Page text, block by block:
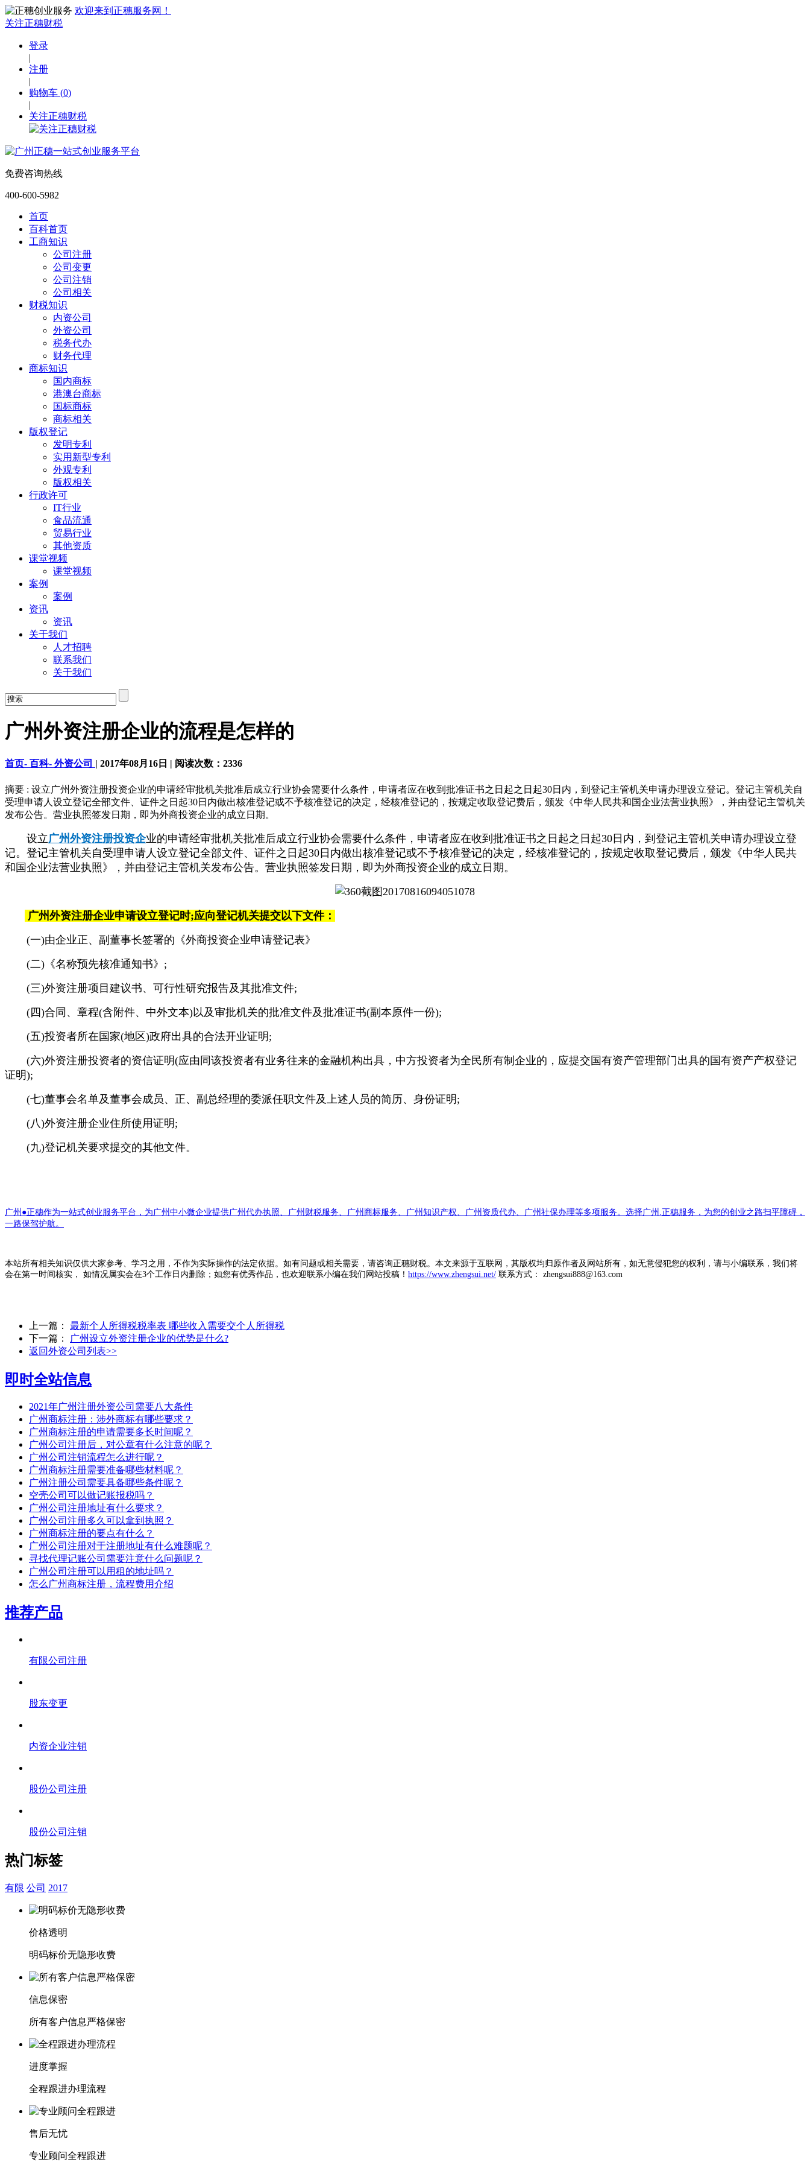
欢迎来到正穗服务网！
关注正穗财税
登录
|
注册
|
购物车 (0)
|
关注正穗财税
免费咨询热线
400-600-5982
首页
百科首页
工商知识
公司注册
公司变更
公司注销
公司相关
财税知识
内资公司
外资公司
税务代办
财务代理
商标知识
国内商标
港澳台商标
国标商标
商标相关
版权登记
发明专利
实用新型专利
外观专利
版权相关
行政许可
IT行业
食品流通
贸易行业
其他资质
课堂视频
课堂视频
案例
案例
资讯
资讯
关于我们
人才招聘
联系我们
关于我们
广州外资注册企业的流程是怎样的
首页- 百科- 外资公司 | 2017年08月16日 | 阅读次数： 2336
摘要 : 设立广州外资注册投资企业的申请经审批机关批准后成立行业协会需要什么条件，申请者应在收到批准证书之日起之日起30日内，到登记主管机关申请办理设立登记。登记主管机关自
受理申请人设立登记全部文件、证件之日起30日内做出核准登记或不予核准登记的决定，经核准登记的，按规定收取登记费后，颁发《中华人民共和国企业法营业执照》，并由登记主管机关
发布公告。营业执照签发日期，即为外商投资企业的成立日期。
设立广州外资注册投资企业的申请经审批机关批准后成立行业协会需要什么条件，申请者应在收到批准证书之日起之日起30日内，到登记主管机关申请办理设立登
记。登记主管机关自受理申请人设立登记全部文件、证件之日起30日内做出核准登记或不予核准登记的决定，经核准登记的，按规定收取登记费后，颁发《中华人民共
和国企业法营业执照》，并由登记主管机关发布公告。营业执照签发日期，即为外商投资企业的成立日期。
广州外资注册企业申请设立登记时;应向登记机关提交以下文件：
(一)由企业正、副董事长签署的《外商投资企业申请登记表》
(二)《名称预先核准通知书》;
(三)外资注册项目建议书、可行性研究报告及其批准文件;
(四)合同、章程(含附件、中外文本)以及审批机关的批准文件及批准证书(副本原件一份);
(五)投资者所在国家(地区)政府出具的合法开业证明;
(六)外资注册投资者的资信证明(应由同该投资者有业务往来的金融机构出具，中方投资者为全民所有制企业的，应提交国有资产管理部门出具的国有资产产权登记
证明);
(七)董事会名单及董事会成员、正、副总经理的委派任职文件及上述人员的简历、身份证明;
(八)外资注册企业住所使用证明;
(九)登记机关要求提交的其他文件。
广州●正穗作为一站式创业服务平台，为广州中小微企业提供广州代办执照、广州财税服务、广州商标服务、广州知识产权、广州资质代办、广州社保办理等多项服务。选择广州.正穗服务，为您的创业之路扫平障碍，
一路保驾护航。
本站所有相关知识仅供大家参考、学习之用，不作为实际操作的法定依据。如有问题或相关需要，请咨询正穗财税。本文来源于互联网，其版权均归原作者及网站所有，如无意侵犯您的权利，请与小编联系，我们将
会在第一时间核实， 如情况属实会在3个工作日内删除；如您有优秀作品，也欢迎联系小编在我们网站投稿！ https://www.zhengsui.net/ 联系方式： zhengsui888@163.com
上一篇： 最新个人所得税税率表 哪些收入需要交个人所得税
下一篇：
广州设立外资注册企业的优势是什么?
返回外资公司列表>>
即时全站信息
2021年广州注册外资公司需要八大条件
广州商标注册：涉外商标有哪些要求？
广州商标注册的申请需要多长时间呢？
广州公司注册后，对公章有什么注意的呢？
广州公司注销流程怎么进行呢？
广州商标注册需要准备哪些材料呢？
广州注册公司需要具备哪些条件呢？
空壳公司可以做记账报税吗？
广州公司注册地址有什么要求？
广州公司注册多久可以拿到执照？
广州商标注册的要点有什么？
广州公司注册对于注册地址有什么难题呢？
寻找代理记账公司需要注意什么问题呢？
广州公司注册可以用租的地址吗？
怎么广州商标注册，流程费用介绍
推荐产品
有限公司注册
股东变更
内资企业注销
股份公司注册
股份公司注销
热门标签
有限 公司 2017
价格透明
明码标价无隐形收费
信息保密
所有客户信息严格保密
进度掌握
全程跟进办理流程
售后无忧
专业顾问全程跟进